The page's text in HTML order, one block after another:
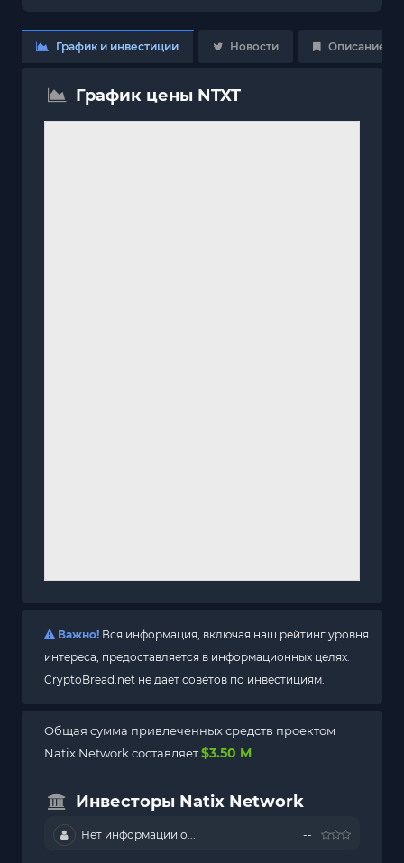
График и инвестиции Новости Описание
График цены NTXT
Важно! Вся информация, включая наш рейтинг уровня
интереса, предоставляется в информационных целях.
CryptoBread.net не дает советов по инвестициям.
Общая сумма привлеченных средств проектом
Natix Network составляет$3.50 M
Инвесторы Natix Network
Нет информации о... --